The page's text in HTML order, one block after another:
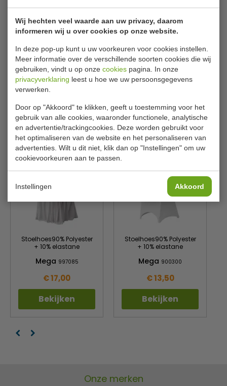
Wij hechten veel waarde aan uw privacy, daarom
informeren wij u over cookies op onze website.
In deze pop-up kunt u uw voorkeuren voor cookies instellen.
Meer informatie over de verschillende soorten cookies die wij
gebruiken, vindt u op onze cookies pagina. In onze
privacyverklaring leest u hoe we uw persoonsgegevens
verwerken.
Door op "Akkoord" te klikken, geeft u toestemming voor het
gebruik van alle cookies, waaronder functionele, analytische
en advertentie/trackingcookies. Deze worden gebruikt voor
het optimaliseren van de website en het personaliseren van
advertenties. Wilt u dit niet, klik dan op "Instellingen" om uw
cookievoorkeuren aan te passen.
Instellingen Akkoord
Machinewas op 40°C
Donkere kleuren apart
Nat ophangen
Voor kleuren geen bleekmiddelen gebruiken
Specificaties
Model
900400
Kleur
wit
Wasbaar
40°C
Materiaal
90% polyester + 10% elastane
Is dit iets voor jou?
Stoelhoes90% Polyester
+ 10% elastane
Mega 997085
€ 17,00
Bekijken
Stoelhoes90% Polyester
+ 10% elastane
Mega 900300
€ 13,50
Bekijken
Onze merken